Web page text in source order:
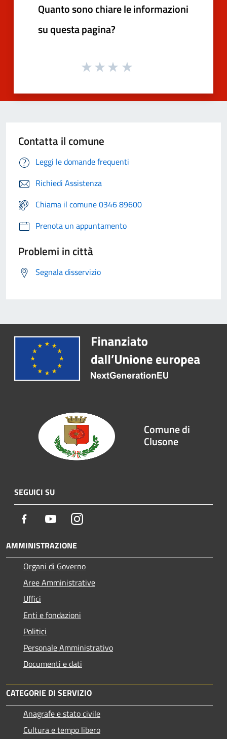
Quanto sono chiare le informazioni
su questa pagina?
Contatta il comune
Leggi le domande frequenti
Richiedi Assistenza
Chiama il comune 0346 89600
Prenota un appuntamento
Problemi in città
Segnala disservizio
Comune di
Clusone
SEGUICI SU
Facebook YoutubeInstagram
AMMINISTRAZIONE
Organi di Governo
Aree Amministrative
Uffici
Enti e fondazioni
Politici
Personale Amministrativo
Documenti e dati
CATEGORIE DI SERVIZIO
Anagrafe e stato civile
Cultura e tempo libero